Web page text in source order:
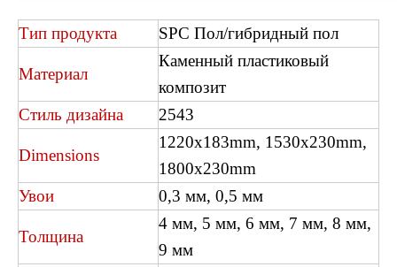
L2665 Dryback LVT Полы L2665 Dryback LVT Полы
Тип продукта SPC Пол/гибридный пол
Материал
Каменный пластиковый
композит
Стиль дизайна
2543
Dimensions
1220x183mm, 1530x230mm,
1800x230mm
Увои
0,3 мм, 0,5 мм
Толщина
4 мм, 5 мм, 6 мм, 7 мм, 8 мм,
9 мм